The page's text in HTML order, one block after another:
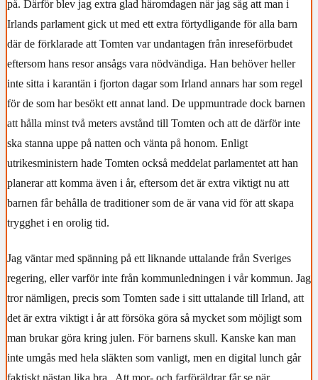
på. Därför blev jag extra glad häromdagen när jag såg att man i
Irlands parlament gick ut med ett extra förtydligande för alla barn
där de förklarade att Tomten var undantagen från inreseförbudet
eftersom hans resor ansågs vara nödvändiga. Han behöver heller
inte sitta i karantän i fjorton dagar som Irland annars har som regel
för de som har besökt ett annat land. De uppmuntrade dock barnen
att hålla minst två meters avstånd till Tomten och att de därför inte
ska stanna uppe på natten och vänta på honom. Enligt
utrikesministern hade Tomten också meddelat parlamentet att han
planerar att komma även i år, eftersom det är extra viktigt nu att
barnen får behålla de traditioner som de är vana vid för att skapa
trygghet i en orolig tid.
Jag väntar med spänning på ett liknande uttalande från Sveriges
regering, eller varför inte från kommunledningen i vår kommun. Jag
tror nämligen, precis som Tomten sade i sitt uttalande till Irland, att
det är extra viktigt i år att försöka göra så mycket som möjligt som
man brukar göra kring julen. För barnens skull. Kanske kan man
inte umgås med hela släkten som vanligt, men en digital lunch går
faktiskt nästan lika bra. Att mor- och farföräldrar får se när